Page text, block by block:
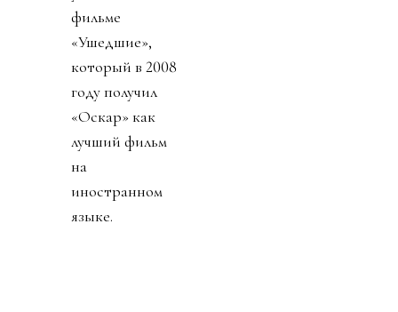
фильме
«Ушедшие»,
который в 2008
году получил
«Оскар» как
лучший фильм
на
иностранном
языке.